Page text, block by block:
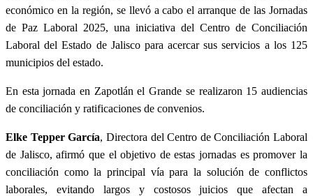
económico en la región, se llevó a cabo el arranque de las Jornadas
de Paz Laboral 2025, una iniciativa del Centro de Conciliación
Laboral del Estado de Jalisco para acercar sus servicios a los 125
municipios del estado.
En esta jornada en Zapotlán el Grande se realizaron 15 audiencias
de conciliación y ratificaciones de convenios.
Elke Tepper García, Directora del Centro de Conciliación Laboral
de Jalisco, afirmó que el objetivo de estas jornadas es promover la
conciliación como la principal vía para la solución de conflictos
laborales, evitando largos y costosos juicios que afectan a